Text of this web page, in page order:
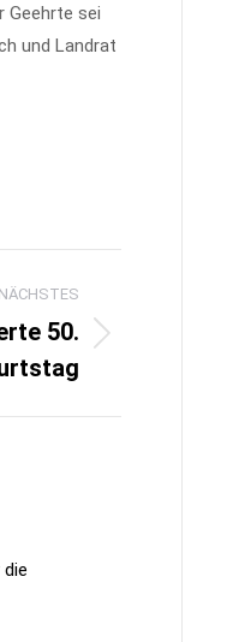
Geehrte sei
und Landrat
NÄCHSTES
50.